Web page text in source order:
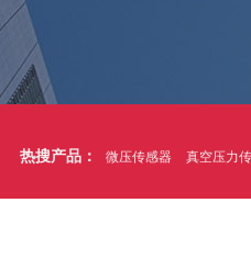
热搜产品： 微压传感器 真空压力